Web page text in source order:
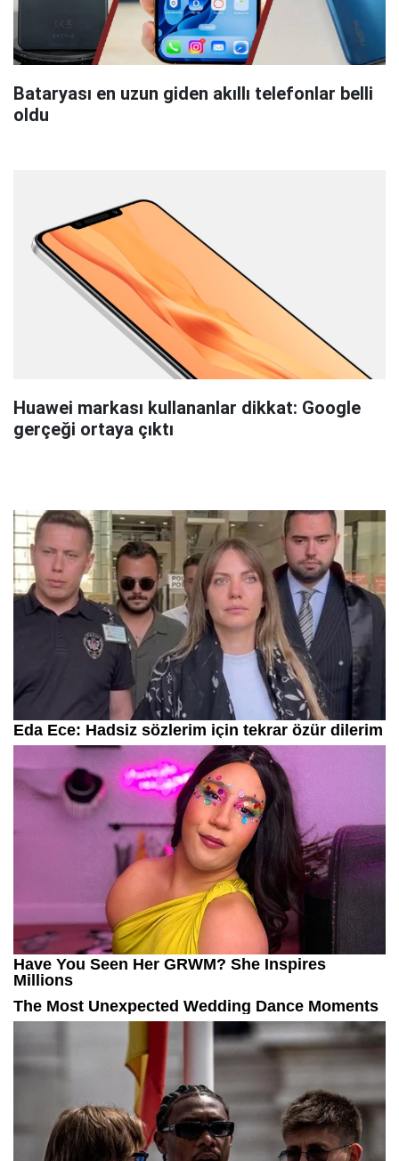
Bataryası en uzun giden akıllı telefonlar belli
oldu
Huawei markası kullananlar dikkat: Google
gerçeği ortaya çıktı